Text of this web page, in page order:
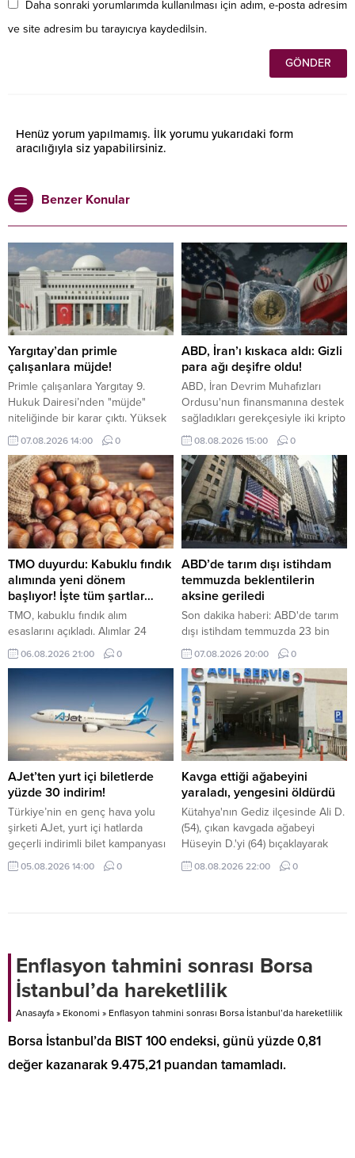
Daha sonraki yorumlarımda kullanılması için adım, e-posta adresim
ve site adresim bu tarayıcıya kaydedilsin.
Henüz yorum yapılmamış. İlk yorumu yukarıdaki form
aracılığıyla siz yapabilirsiniz.
Benzer Konular
Yargıtay’dan primle
çalışanlara müjde!
Primle çalışanlara Yargıtay 9.
Hukuk Dairesi’nden "müjde"
niteliğinde bir karar çıktı. Yüksek
Mahkeme; hedefe bağlı ve tutarı
değişken satış primlerinin kıdem
tazminatına esas giydirilmiş
ücrete eklenmesi gerektiğine
hükmetti.
07.08.2026 14:00 0
ABD, İran’ı kıskaca aldı: Gizli
para ağı deşifre oldu!
ABD, İran Devrim Muhafızları
Ordusu'nun finansmanına destek
sağladıkları gerekçesiyle iki kripto
para borsasını ve gölge bankacılık
ağını yaptırım listesine aldı.
08.08.2026 15:00 0
TMO duyurdu: Kabuklu fındık
alımında yeni dönem
başlıyor! İşte tüm şartlar…
TMO, kabuklu fındık alım
esaslarını açıkladı. Alımlar 24
Ağustos'ta başlayacak, randevu
sistemi ise 17 Ağustos'ta devreye
girecek. ÇKS'ye kayıtlı üreticilerin
ürünleri belirlenen kalite
kriterlerine göre satın alınacak.
06.08.2026 21:00 0
ABD’de tarım dışı istihdam
temmuzda beklentilerin
aksine geriledi
Son dakika haberi: ABD'de tarım
dışı istihdam temmuzda 23 bin
kişi azalırken, işsizlik oranı yüzde
4,1'e geriledi
07.08.2026 20:00 0
AJet’ten yurt içi biletlerde
yüzde 30 indirim!
Türkiye’nin en genç hava yolu
şirketi AJet, yurt içi hatlarda
geçerli indirimli bilet kampanyası
başlattı.
05.08.2026 14:00 0
Kavga ettiği ağabeyini
yaraladı, yengesini öldürdü
Kütahya'nın Gediz ilçesinde Ali D.
(54), çıkan kavgada ağabeyi
Hüseyin D.'yi (64) bıçaklayarak
yaraladı, yengesi Sabriye D.'yi ise
(62) ise öldürdü. Ali D., olayın
08.08.2026 22:00 0
Enflasyon tahmini sonrası Borsa
İstanbul’da hareketlilik
Anasayfa » Ekonomi » Enflasyon tahmini sonrası Borsa İstanbul’da hareketlilik
Borsa İstanbul’da BIST 100 endeksi, günü yüzde 0,81
değer kazanarak 9.475,21 puandan tamamladı.